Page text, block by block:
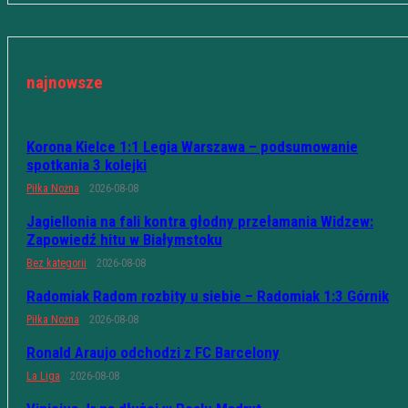
najnowsze
Korona Kielce 1:1 Legia Warszawa – podsumowanie
spotkania 3 kolejki
Piłka Nożna 2026-08-08
Jagiellonia na fali kontra głodny przełamania Widzew:
Zapowiedź hitu w Białymstoku
Bez kategorii 2026-08-08
Radomiak Radom rozbity u siebie – Radomiak 1:3 Górnik
Piłka Nożna 2026-08-08
Ronald Araujo odchodzi z FC Barcelony
La Liga 2026-08-08